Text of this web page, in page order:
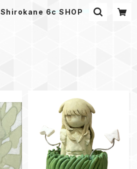
16mei | Shirokane 6c SHOP